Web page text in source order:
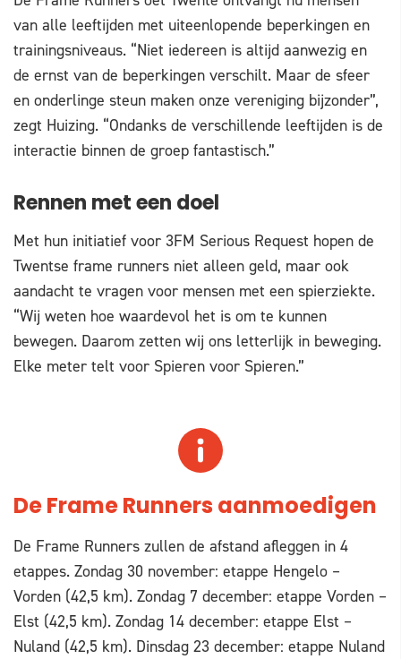
van alle leeftijden met uiteenlopende beperkingen en
trainingsniveaus. “Niet iedereen is altijd aanwezig en
de ernst van de beperkingen verschilt. Maar de sfeer
en onderlinge steun maken onze vereniging bijzonder”,
zegt Huizing. “Ondanks de verschillende leeftijden is de
interactie binnen de groep fantastisch.”
Rennen met een doel
Met hun initiatief voor 3FM Serious Request hopen de
Twentse frame runners niet alleen geld, maar ook
aandacht te vragen voor mensen met een spierziekte.
“Wij weten hoe waardevol het is om te kunnen
bewegen. Daarom zetten wij ons letterlijk in beweging.
Elke meter telt voor Spieren voor Spieren.”
De Frame Runners aanmoedigen
De Frame Runners zullen de afstand afleggen in 4
etappes. Zondag 30 november: etappe Hengelo –
Vorden (42,5 km). Zondag 7 december: etappe Vorden –
Elst (42,5 km). Zondag 14 december: etappe Elst –
Nuland (42,5 km). Dinsdag 23 december: etappe Nuland